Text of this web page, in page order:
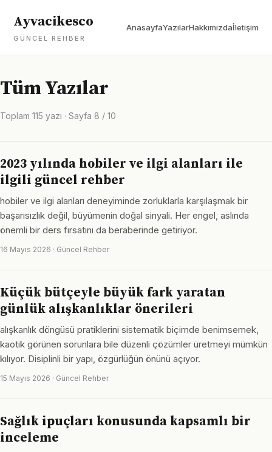
Ayvacikesco
GÜNCEL REHBER
AnasayfaYazılarHakkımızdaİletişim
Tüm Yazılar
Toplam 115 yazı · Sayfa 8 / 10
2023 yılında hobiler ve ilgi alanları ile
ilgili güncel rehber
hobiler ve ilgi alanları deneyiminde zorluklarla karşılaşmak bir
başarısızlık değil, büyümenin doğal sinyali. Her engel, aslında
önemli bir ders fırsatını da beraberinde getiriyor.
16 Mayıs 2026 · Güncel Rehber
Küçük bütçeyle büyük fark yaratan
günlük alışkanlıklar önerileri
alışkanlık döngüsü pratiklerini sistematik biçimde benimsemek,
kaotik görünen sorunlara bile düzenli çözümler üretmeyi mümkün
kılıyor. Disiplinli bir yapı, özgürlüğün önünü açıyor.
15 Mayıs 2026 · Güncel Rehber
Sağlık ipuçları konusunda kapsamlı bir
inceleme